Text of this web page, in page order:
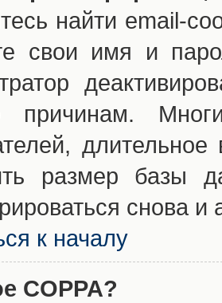
найти email-
свои имя и
причинам.
размер базы
снова и
к началу
COPPA?